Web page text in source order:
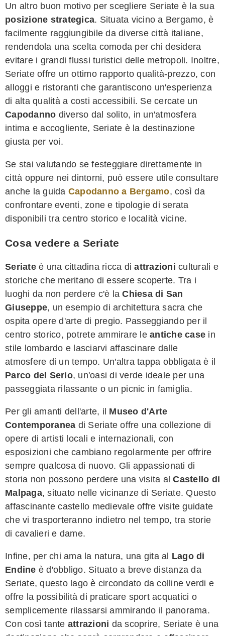
Un altro buon motivo per scegliere Seriate è la sua
posizione strategica. Situata vicino a Bergamo, è
facilmente raggiungibile da diverse città italiane,
rendendola una scelta comoda per chi desidera
evitare i grandi flussi turistici delle metropoli. Inoltre,
Seriate offre un ottimo rapporto qualità-prezzo, con
alloggi e ristoranti che garantiscono un'esperienza
di alta qualità a costi accessibili. Se cercate un
Capodanno diverso dal solito, in un'atmosfera
intima e accogliente, Seriate è la destinazione
giusta per voi.
Se stai valutando se festeggiare direttamente in
città oppure nei dintorni, può essere utile consultare
anche la guida Capodanno a Bergamo, così da
confrontare eventi, zone e tipologie di serata
disponibili tra centro storico e località vicine.
Cosa vedere a Seriate
Seriateè una cittadina ricca diattrazioni culturali e
storiche che meritano di essere scoperte. Tra i
luoghi da non perdere c'è laChiesa di San
Giuseppe, un esempio di architettura sacra che
ospita opere d'arte di pregio. Passeggiando per il
centro storico, potrete ammirare le antiche case in
stile lombardo e lasciarvi affascinare dalle
atmosfere di un tempo. Un'altra tappa obbligata è il
Parco del Serio, un'oasi di verde ideale per una
passeggiata rilassante o un picnic in famiglia.
Per gli amanti dell'arte, il Museo d'Arte
Contemporanea di Seriate offre una collezione di
opere di artisti locali e internazionali, con
esposizioni che cambiano regolarmente per offrire
sempre qualcosa di nuovo. Gli appassionati di
storia non possono perdere una visita alCastello di
Malpaga, situato nelle vicinanze di Seriate. Questo
affascinante castello medievale offre visite guidate
che vi trasporteranno indietro nel tempo, tra storie
di cavalieri e dame.
Infine, per chi ama la natura, una gita al Lago di
Endine è d'obbligo. Situato a breve distanza da
Seriate, questo lago è circondato da colline verdi e
offre la possibilità di praticare sport acquatici o
semplicemente rilassarsi ammirando il panorama.
Con così tante attrazioni da scoprire, Seriate è una